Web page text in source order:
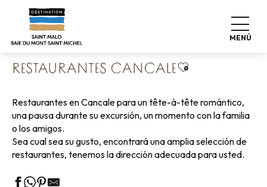
contenu
MENÚ
Home Vivir como en casa
Restaurantes
RESTAURANTES CANCALEAjouter aux
Restaurantes en Cancale para un tête-à-tête romántico,
una pausa durante su excursión, un momento con la familia
o los amigos.
Sea cual sea su gusto, encontrará una amplia selección de
restaurantes, tenemos la dirección adecuada para usted.